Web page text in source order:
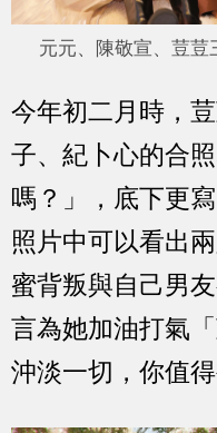
元元、陳敬宣、荳
今年初二月時，
子、紀卜心的合
嗎？」，底下更
照片中可以看出
蜜背叛與自己男
言為她加油打氣
沖淡一切，你值